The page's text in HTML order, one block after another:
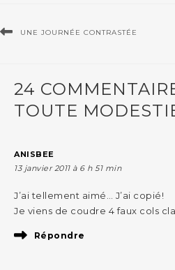
UNE JOURNÉE CONTRASTÉE
24
TOUTE
ANISBEE
13 janvier 2011 à 6 h 51 min
J’ai tellement aimé… J’ai copié!
Je viens de coudre 4 faux cols
Répondre